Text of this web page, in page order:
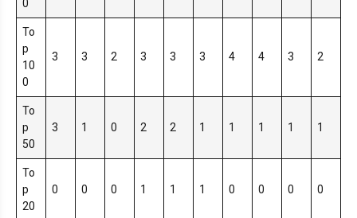
0
To
p
10
0
3 3 2 3 3 3 4 4 3 2
To
p
50
3 1 0 2 2 1 1 1 1 1
To
p
20
0 0 0 1 1 1 0 0 0 0